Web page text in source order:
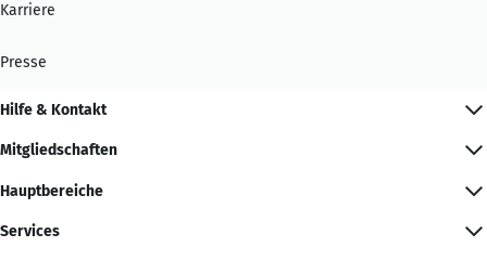
Karriere
Presse
Hilfe & Kontakt
Mitgliedschaften
Hauptbereiche
Services